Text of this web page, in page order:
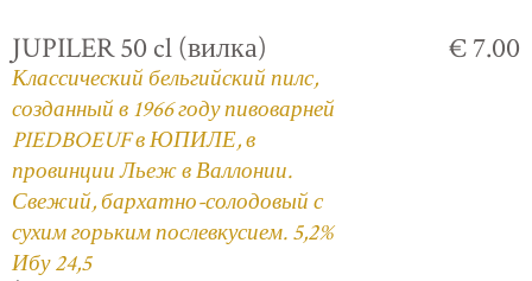
JUPILER 50 cl (вилка)
Классический бельгийский пилс,
созданный в 1966 году пивоварней
PIEDBOEUF в ЮПИЛЕ, в
провинции Льеж в Валлонии.
Свежий, бархатно-солодовый с
сухим горьким послевкусием. 5,2%
Ибу 24,5
€ 7.00